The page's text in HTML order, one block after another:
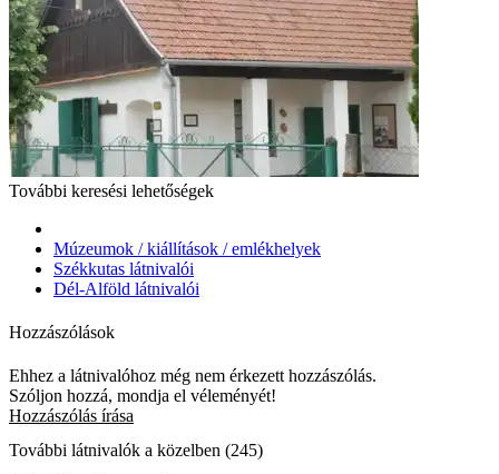
További keresési lehetőségek
Múzeumok / kiállítások / emlékhelyek
Székkutas látnivalói
Dél-Alföld látnivalói
Hozzászólások
Ehhez a látnivalóhoz még nem érkezett hozzászólás.
Szóljon hozzá, mondja el véleményét!
Hozzászólás írása
További látnivalók a közelben (245)